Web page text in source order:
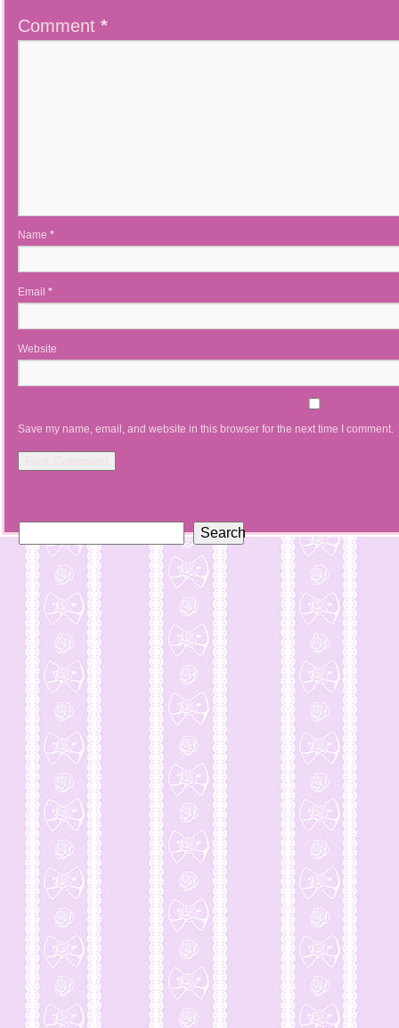
Comment *
Name *
Email *
Website
Save my name, email, and website in this browser for the next time I comment.
Search